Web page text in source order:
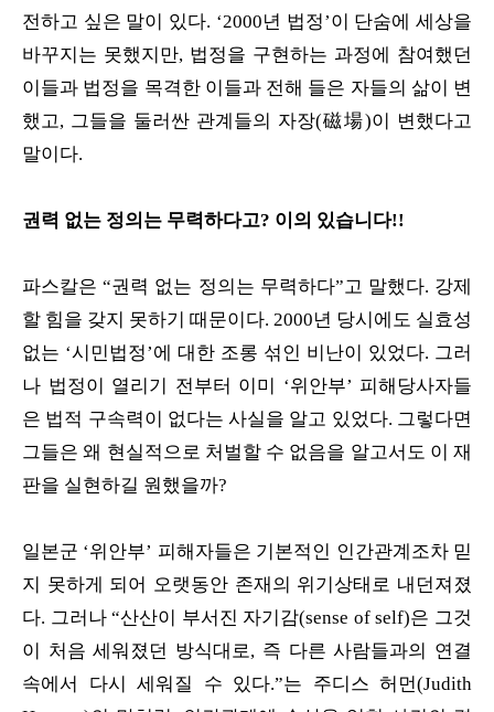
전하고 싶은 말이 있다. ‘2000년 법정’이 단숨에 세상을
바꾸지는 못했지만, 법정을 구현하는 과정에 참여했던
이들과 법정을 목격한 이들과 전해 들은 자들의 삶이 변
했고, 그들을 둘러싼 관계들의 자장(磁場)이 변했다고
말이다.
권력 없는 정의는 무력하다고? 이의 있습니다!!
파스칼은 “권력 없는 정의는 무력하다”고 말했다. 강제
할 힘을 갖지 못하기 때문이다. 2000년 당시에도 실효성
없는 ‘시민법정’에 대한 조롱 섞인 비난이 있었다. 그러
나 법정이 열리기 전부터 이미 ‘위안부’ 피해당사자들
은 법적 구속력이 없다는 사실을 알고 있었다. 그렇다면
그들은 왜 현실적으로 처벌할 수 없음을 알고서도 이 재
판을 실현하길 원했을까?
일본군 ‘위안부’ 피해자들은 기본적인 인간관계조차 믿
지 못하게 되어 오랫동안 존재의 위기상태로 내던져졌
다. 그러나 “산산이 부서진 자기감(sense of self)은 그것
이 처음 세워졌던 방식대로, 즉 다른 사람들과의 연결
속에서 다시 세워질 수 있다.”는 주디스 허먼(Judith